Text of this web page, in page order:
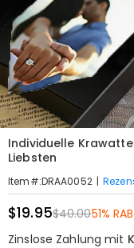
Individuelle
Liebsten
Item#:DRAA0052 |
$19.95$40.0051%
Zinslose Zahlung mit